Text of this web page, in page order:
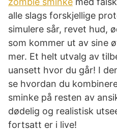
alle slags forskjellige
simulere sår, revet hud,
som kommer ut av sine
mer. Et helt utvalg av
uansett hvor du går! I
se hvordan du
sminke på resten av
dødelig og realistisk
fortsatt er i live!